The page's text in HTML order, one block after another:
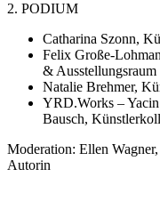
2. PODIUM
Catharina Szonn,
Felix Große-
&
Natalie Brehmer,
YRD.Works –
Bausch,
Moderation: Ellen
Autorin